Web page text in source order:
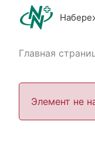
Главная
Элемент не